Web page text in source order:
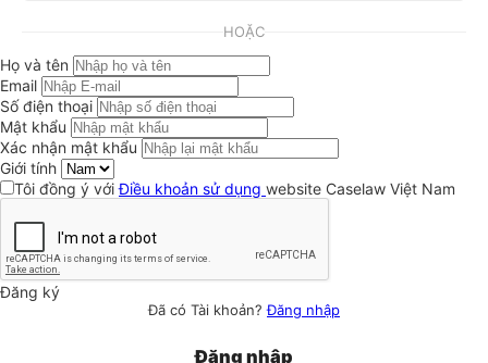
HOẶC
Họ và tên
Email
Số điện thoại
Mật khẩu
Xác nhận mật khẩu
Giới tính
Tôi đồng ý vớiĐiều khoản sử dụng website Caselaw Việt Nam
Đăng ký
Đã có Tài khoản?Đăng nhập
Đăng nhập